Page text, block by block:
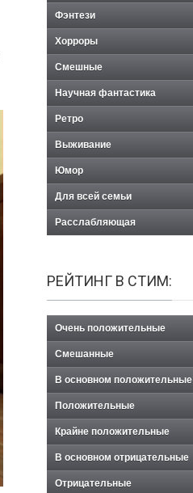
Фэнтези
Хорроры
Смешные
Научная фантастика
Ретро
Выживание
Юмор
Для всей семьи
Расслабляющая
РЕЙТИНГ В СТИМ:
Очень положительные
Смешанные
В основном положительные
Положительные
Крайне положительные
В основном отрицательные
Отрицательные